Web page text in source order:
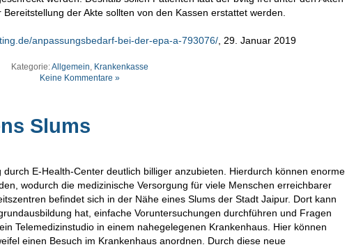
der Akte sollten von den Kassen erstattet werden.
anpassungsbedarf-bei-der-epa-a-793076/, 29. Januar 2019
Kategorie:Allgemein, Krankenkasse
Keine Kommentare »
Slums
E-Health-Center deutlich billiger anzubieten. Hierdurch können enorme
wodurch die medizinische Versorgung für viele Menschen erreichbarer
befindet sich in der Nähe eines Slums der Stadt Jaipur. Dort kann
hat, einfache Voruntersuchungen durchführen und Fragen
Telemedizinstudio in einem nahegelegenen Krankenhaus. Hier können
einen Besuch im Krankenhaus anordnen. Durch diese neue